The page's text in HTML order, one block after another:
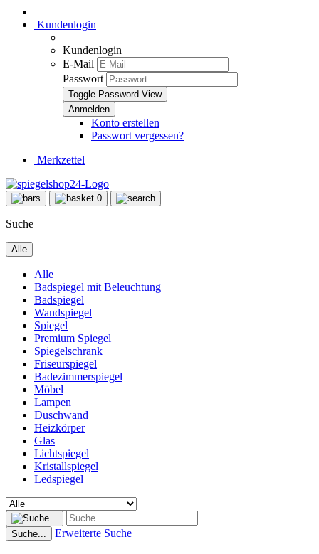
Kundenlogin
Kundenlogin
E-Mail
Passwort
Toggle Password View
Konto erstellen
Passwort vergessen?
Merkzettel
0
Suche
Alle
Alle
Badspiegel mit Beleuchtung
Badspiegel
Wandspiegel
Spiegel
Premium Spiegel
Spiegelschrank
Friseurspiegel
Badezimmerspiegel
Möbel
Lampen
Duschwand
Heizkörper
Glas
Lichtspiegel
Kristallspiegel
Ledspiegel
Suche... Erweiterte Suche